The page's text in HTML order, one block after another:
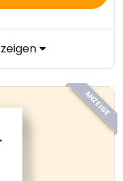
ANZEIGE